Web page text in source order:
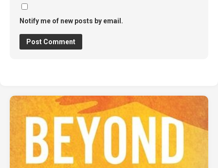
Notify me of new posts by email.